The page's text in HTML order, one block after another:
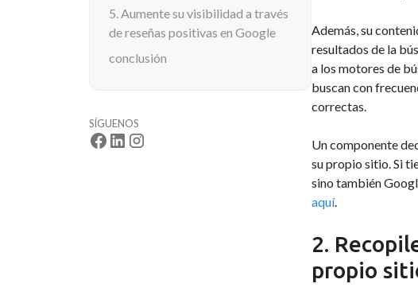
5. Aumente su visibilidad a través
de reseñas positivas en Google
conclusión
SÍGUENOS
Además, su
resultados de la
a los motores de
buscan con
correctas.
Un componente
su propio sitio. Si
sino también
aquí.
2.
propio